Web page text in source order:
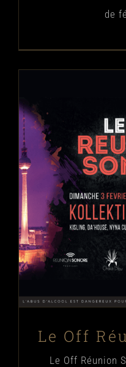
de
Le Off
Le Off
Le Off Réunion